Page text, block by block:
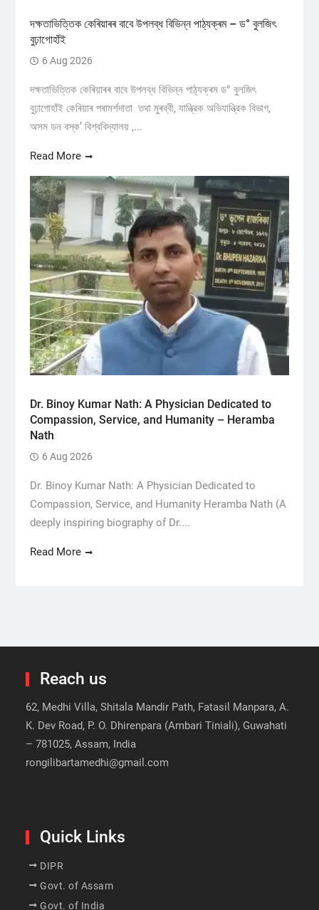
দক্ষতাভিত্তিক কেৰিয়াৰৰ বাবে উপলব্ধ বিভিন্ন পাঠ্যক্ৰম – ড° বুলজিৎ
বুঢ়াগোহাঁই
6 Aug 2026
দক্ষতাভিত্তিক কেৰিয়াৰৰ বাবে উপলব্ধ বিভিন্ন পাঠ্যক্ৰম ড° বুলজিৎ
বুঢ়াগোহাঁই কেৰিয়াৰ পৰামৰ্শদাতা তথা মুৰব্বী, যান্ত্রিক অভিযান্ত্রিক বিভাগ,
অসম ডন বস্ক’ বিশ্ববিদ্যালয় ,...
Read More
Dr. Binoy Kumar Nath: A Physician Dedicated to
Compassion, Service, and Humanity – Heramba
Nath
6 Aug 2026
Dr. Binoy Kumar Nath: A Physician Dedicated to
Compassion, Service, and Humanity Heramba Nath (A
deeply inspiring biography of Dr....
Read More
Reach us
62, Medhi Villa, Shitala Mandir Path, Fatasil Manpara, A.
K. Dev Road, P. O. Dhirenpara (Ambari Tiniali), Guwahati
– 781025, Assam, India
rongilibartamedhi@gmail.com
Quick Links
DIPR
Govt. of Assam
Govt. of India